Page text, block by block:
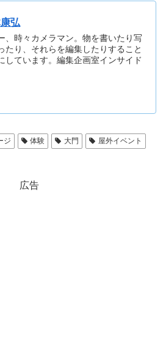
弘
、時々カメラマン。物を書いたり写
たり、それらを編集したりすること
しています。編集企画室インサイド
ジ 体験 大門
屋外イベント
広告